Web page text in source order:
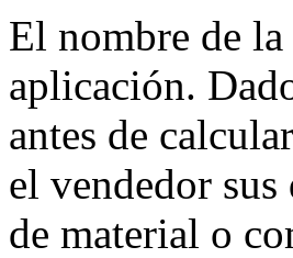
El nombre de la
aplicación.
antes de
el vendedor sus
de material o